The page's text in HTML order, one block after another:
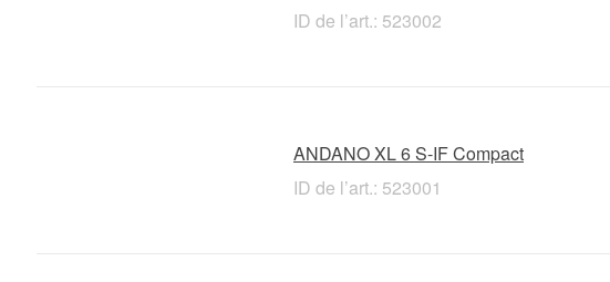
ID de l’art.: 523002
ANDANO XL 6 S-IF Compact
ID de l’art.: 523001